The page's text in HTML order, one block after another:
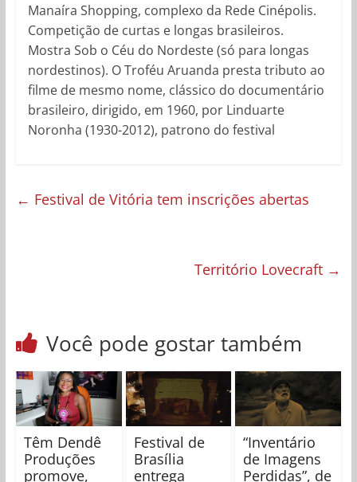
Manaíra Shopping, complexo da Rede Cinépolis.
Competição de curtas e longas brasileiros.
Mostra Sob o Céu do Nordeste (só para longas
nordestinos). O Troféu Aruanda presta tributo ao
filme de mesmo nome, clássico do documentário
brasileiro, dirigido, em 1960, por Linduarte
Noronha (1930-2012), patrono do festival
← Festival de Vitória tem inscrições abertas
Território Lovecraft →
Você pode gostar também
Têm Dendê
Produções
promove,
Festival de
Brasília
entrega
“Inventário
de Imagens
Perdidas”, de